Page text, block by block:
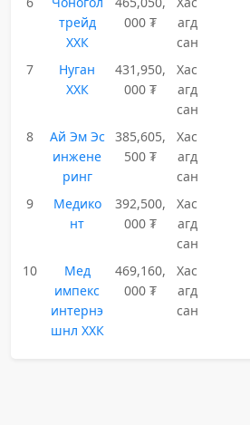
трейд
ХХК
000 ₮
агд
сан
7
Нуган
ХХК
431,950,
000 ₮
Хас
агд
сан
8
Ай Эм Эс
инжене
ринг
385,605,
500 ₮
Хас
агд
сан
9
Медико
нт
392,500,
000 ₮
Хас
агд
сан
10
Мед
импекс
интернэ
шнл ХХК
469,160,
000 ₮
Хас
агд
сан